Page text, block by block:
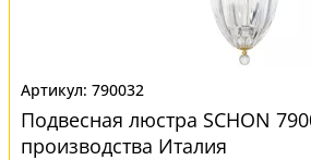
790032
Подвесная люстра SCHON
производства Италия